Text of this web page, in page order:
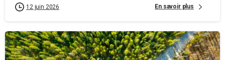
12 juin 2026 En savoir plus